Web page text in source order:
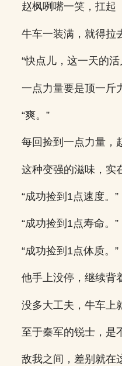
赵枫咧嘴一笑，扛起
牛车一装满，就得拉
“快点儿，这一天的
一点力量要是顶一斤
“爽。”
每回捡到一点力量，
这种变强的滋味，实
“成功捡到1点速度。”
“成功捡到1点寿命。”
“成功捡到1点体质。”
他手上没停，继续背
没多大工夫，牛车上
至于秦军的锐士，
敌我之间，差别就在